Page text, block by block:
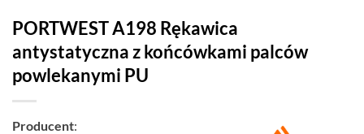
PORTWEST A198 Rękawica
antystatyczna z końcówkami palców
powlekanymi PU
Producent: